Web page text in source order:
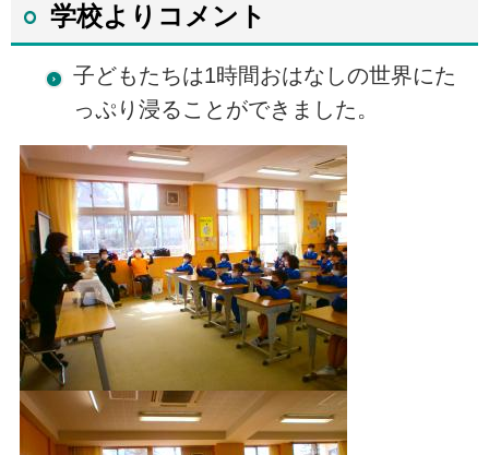
学校よりコメント
子どもたちは1時間おはなしの世界にた
っぷり浸ることができました。